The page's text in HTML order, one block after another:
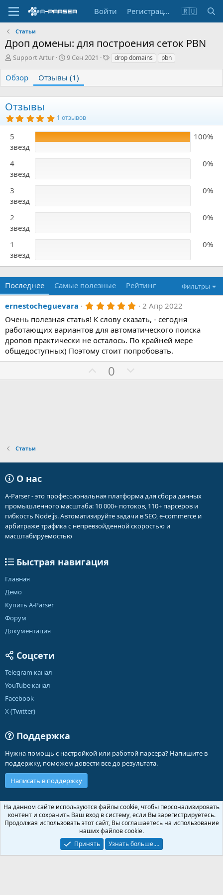
Войти Регистрация 🇷🇺
Статьи
Дроп домены: для построения сеток PBN
А
т
о
Support Artur
Д
т
а
д
н
9 Сен 2021
Т
и
drop domains pbn
Обзор Отзывы (1)
Отзывы
5
,
0
0
з
в
ё
1 отзывов
5
звезд
100%
4
звезд
0%
3
звезд
0%
2
звезд
0%
1
звезд
0%
Последнее Самые полезные Рейтинг Фильтры
ernestocheguevara 5
0
0
з
в
ё
з
2 Апр 2022
Очень полезная статья! К слову сказать, - сегодня
работающих вариантов для автоматического поиска
дропов практически не осталось. По крайней мере
общедоступных) Поэтому стоит попробовать.
а
0
р
Статьи
О нас
A-Parser - это профессиональная платформа для сбора данных
промышленного масштаба: 10 000+ потоков, 110+ парсеров и
гибкость Node.js. Автоматизируйте задачи в SEO, e-commerce и
арбитраже трафика с непревзойденной скоростью и
масштабируемостью
Быстрая навигация
Главная
Демо
Купить A-Parser
Форум
Документация
Соцсети
Telegram канал
YouTube канал
Facebook
X (Twitter)
Поддержка
Нужна помощь с настройкой или работой парсера? Напишите в
поддержку, поможем довести все до результата.
Написать в поддержку
Russian (RU)
Обратная связь
Условия и правила
Политика конфиденциальности
Помощь
Community platform by XenForo ® © 2010-2026 XenForo Ltd.
На данном сайте используются файлы cookie, чтобы персонализировать
контент и сохранить Ваш вход в систему, если Вы зарегистрируетесь.
Продолжая использовать этот сайт, Вы соглашаетесь на использование
наших файлов cookie.
Принять
Узнать больше.…